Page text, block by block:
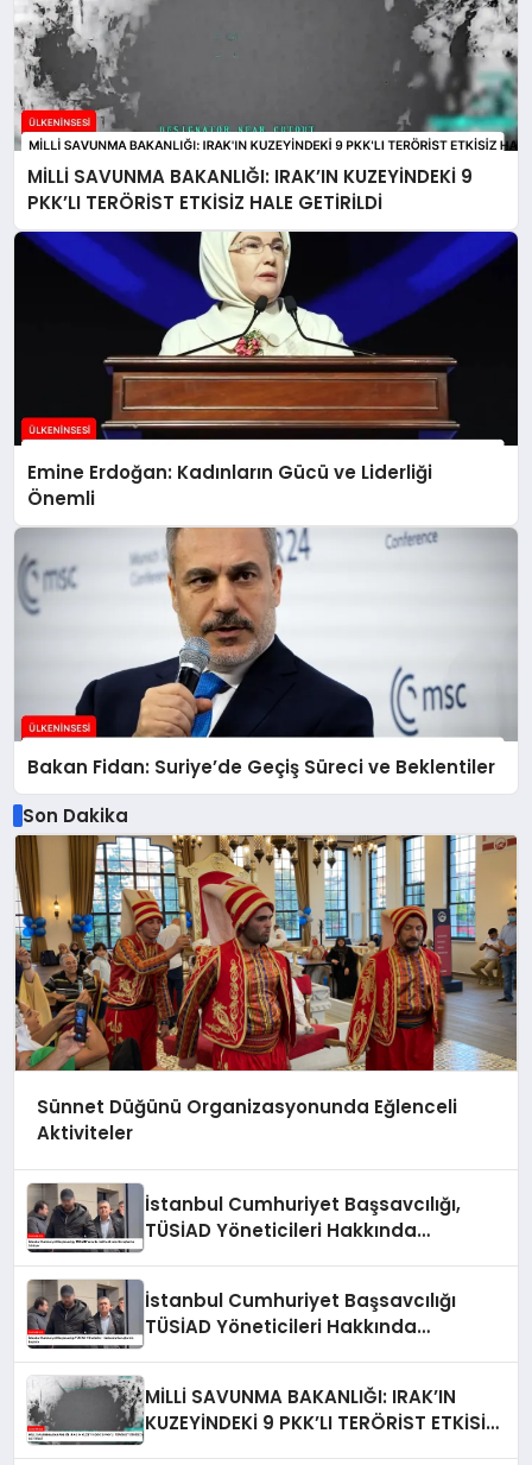
MİLLİ SAVUNMA BAKANLIĞI: IRAK’IN KUZEYİNDEKİ 9
PKK’LI TERÖRİST ETKİSİZ HALE GETİRİLDİ
Emine Erdoğan: Kadınların Gücü ve Liderliği
Önemli
Bakan Fidan: Suriye’de Geçiş Süreci ve Beklentiler
Son Dakika
Sünnet Düğünü Organizasyonunda Eğlenceli
Aktiviteler
İstanbul Cumhuriyet Başsavcılığı,
TÜSİAD Yöneticileri Hakkında
İstanbul Cumhuriyet Başsavcılığı
TÜSİAD Yöneticileri Hakkında
MİLLİ SAVUNMA BAKANLIĞI: IRAK’IN
KUZEYİNDEKİ 9 PKK’LI TERÖRİST ETKİSİZ